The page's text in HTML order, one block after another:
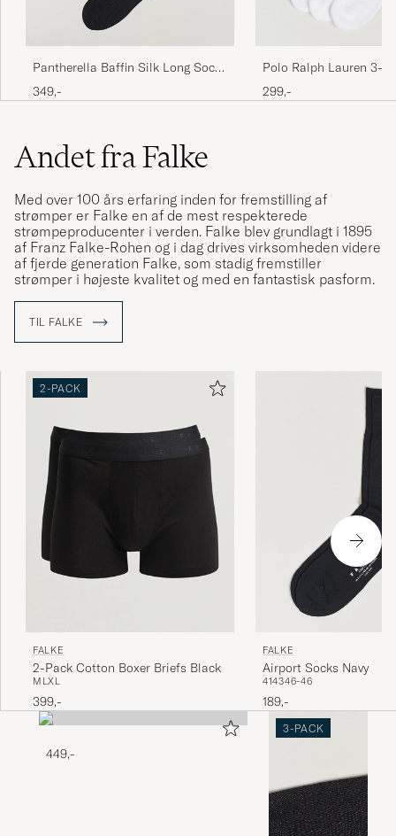
Pantherella Baffin Silk Long Sock
Black
349,-
Polo Ralph Lauren 3-
Sock White
299,-
Andet fra Falke
Med over 100 års erfaring inden for fremstilling af
strømper er Falke en af de mest respekterede
strømpeproducenter i verden. Falke blev grundlagt i 1895
af Franz Falke-Rohen og i dag drives virksomheden videre
af fjerde generation Falke, som stadig fremstiller
strømper i højeste kvalitet og med en fantastisk pasform.
TIL FALKE
2-PACK
FALKE
2-Pack Cotton Boxer Briefs Black
M LXL
399,-
FALKE
Airport Socks Navy
414346-46
189,-
449,-
3-PACK